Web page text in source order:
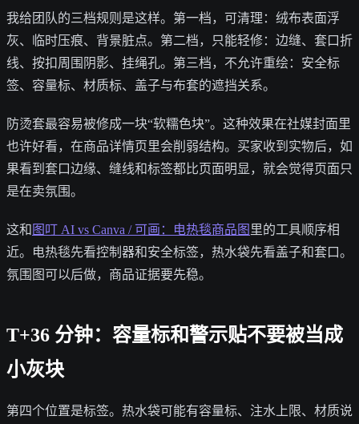
我给团队的三档规则是这样。第一档，可清理：绒布表面浮
灰、临时压痕、背景脏点。第二档，只能轻修：边缝、套口折
线、按扣周围阴影、挂绳孔。第三档，不允许重绘：安全标
签、容量标、材质标、盖子与布套的遮挡关系。
防烫套最容易被修成一块“软糯色块”。这种效果在社媒封面里
也许好看，在商品详情页里会削弱结构。买家收到实物后，如
果看到套口边缘、缝线和标签都比页面明显，就会觉得页面只
是在卖氛围。
这和 图叮 AI vs Canva / 可画：电热毯商品图 里的工具顺序相
近。电热毯先看控制器和安全标签，热水袋先看盖子和套口。
氛围图可以后做，商品证据要先稳。
T+36 分钟：容量标和警示贴不要被当成
小灰块
第四个位置是标签。热水袋可能有容量标、注水上限、材质说